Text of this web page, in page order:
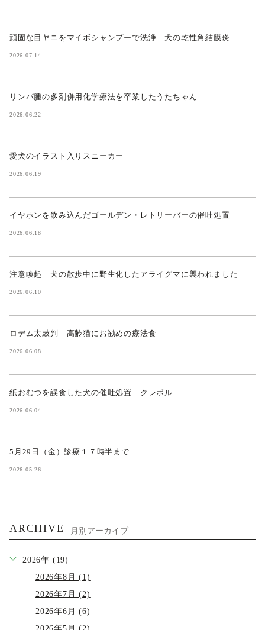
頑固な目ヤニをマイボシャンプーで洗浄 犬の乾性角結膜炎
2026.07.14
リンパ腫の多剤併用化学療法を卒業したうたちゃん
2026.06.22
愛犬のイラスト入りスニーカー
2026.06.19
イヤホンを飲み込んだゴールデン・レトリーバーの催吐処置
2026.06.18
注意喚起 犬の散歩中に野生化したアライグマに襲われました
2026.06.10
ロデム太鼓判 高齢猫にお勧めの療法食
2026.06.08
紙おむつを誤食した犬の催吐処置 クレボル
2026.06.04
5月29日（金）診療１７時半まで
2026.05.26
ARCHIVE 月別アーカイブ
2026年 (19)
2026年8月 (1)
2026年7月 (2)
2026年6月 (6)